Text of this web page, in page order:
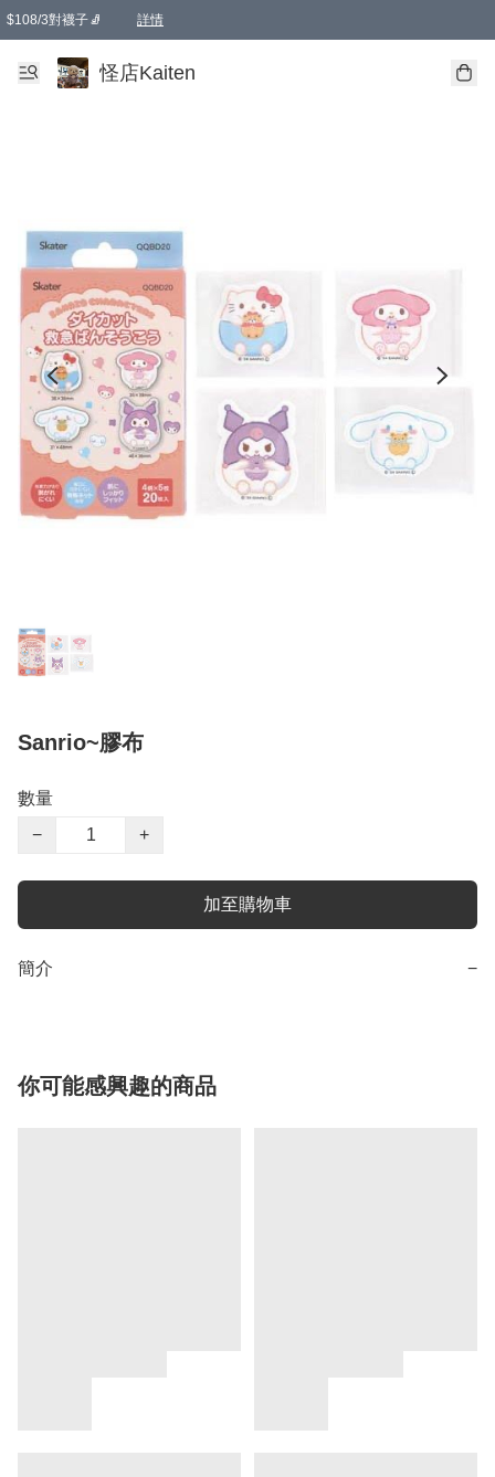
$108/3對襪子🧦 詳情
卡通傘☂️2把8折
購物滿 HKD 650.00即享免運費優惠！（適用於 本地送貨、本地取貨 )
怪店Kaiten
Sanrio~膠布
數量
−
+
加至購物車
簡介 −
你可能感興趣的商品